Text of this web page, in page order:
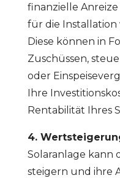
finanzielle
für die Installation
Diese können in
Zuschüssen,
oder
Ihre
Rentabilität Ihres
4.
Solaranlage kann
steigern und ihre